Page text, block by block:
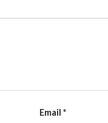
Email *